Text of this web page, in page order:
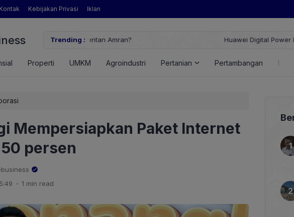
Kontak Kebijakan Privasi Iklan
Trending :
Huawei Digital Power Dorong Indonesia Menuju Revolusi Energi
Properti UMKM Agroindustri Pertanian Pertambangan
Mempersiapkan Paket Internet
persen
. 1 min read